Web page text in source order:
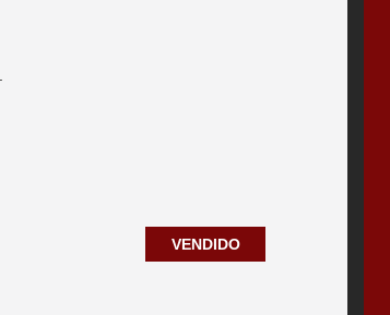
VENDIDO